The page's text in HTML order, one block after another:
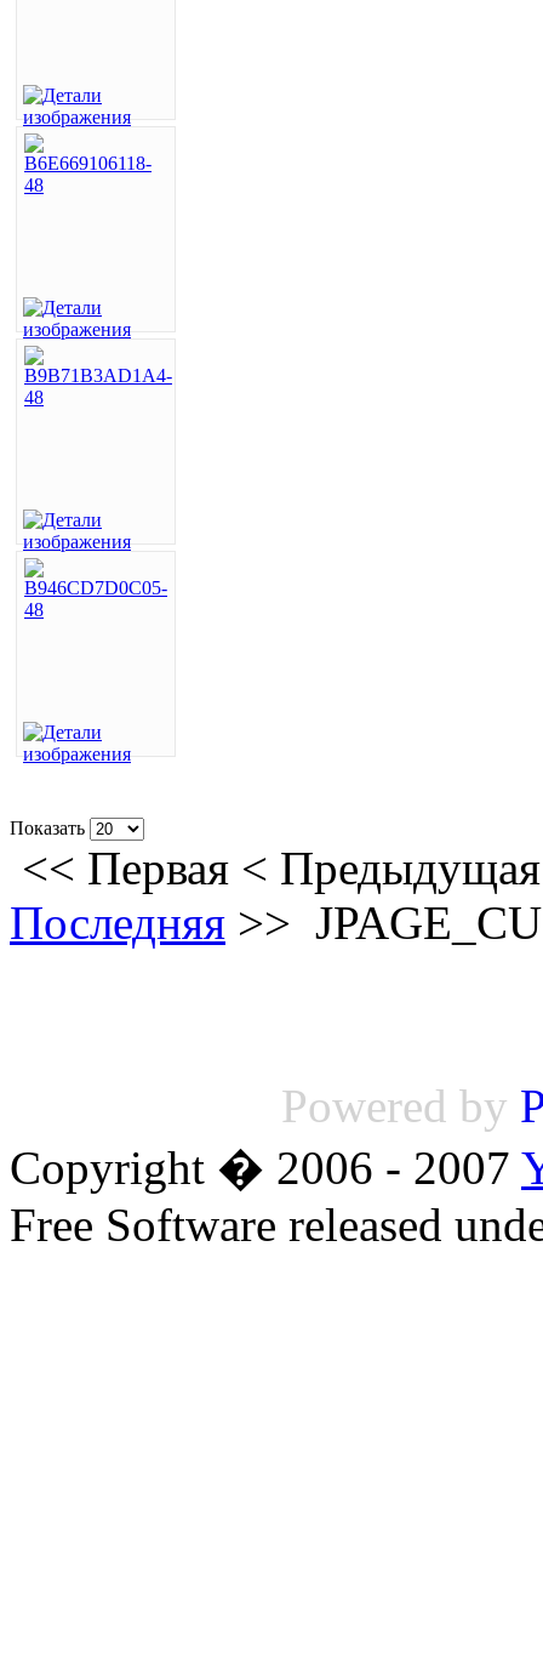
Показать
<< Первая < Предыдущая
Последняя >>
Powered by
Copyright � 2006 - 2007
Free Software released